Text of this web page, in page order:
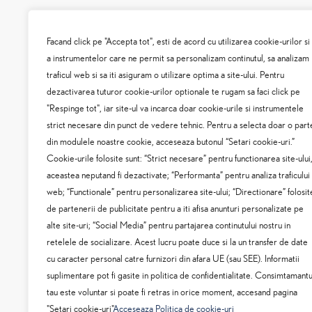
Facand click pe "Accepta tot", esti de acord cu utilizarea cookie-urilor si
a instrumentelor care ne permit sa personalizam continutul, sa analizam
traficul web si sa iti asiguram o utilizare optima a site-ului. Pentru
dezactivarea tuturor cookie-urilor optionale te rugam sa faci click pe
"Respinge tot", iar site-ul va incarca doar cookie-urile si instrumentele
strict necesare din punct de vedere tehnic. Pentru a selecta doar o
din modulele noastre cookie, acceseaza butonul “Setari cookie-uri.”
Cookie-urile folosite sunt: “Strict necesare” pentru functionarea site-ului,
aceastea neputand fi dezactivate; “Performanta” pentru analiza traficului
web; “Functionale” pentru personalizarea site-ului; “Directionare”
de partenerii de publicitate pentru a iti afisa anunturi personalizate pe
alte site-uri; “Social Media” pentru partajarea continutului nostru in
retelele de socializare. Acest lucru poate duce si la un transfer de date
cu caracter personal catre furnizori din afara UE (sau SEE). Informatii
suplimentare pot fi gasite in politica de confidentialitate.
tau este voluntar si poate fi retras in orice moment, accesand pagina
"Setari cookie-uri"Acceseaza Politica de cookie-uri
Splaiul Unirii nr. 281-283
Sector 3, Bucuresti
021 346 4993
Service:programari.service@bucurestisud.lexus.ro
© Service Lexus Bucuresti Sud